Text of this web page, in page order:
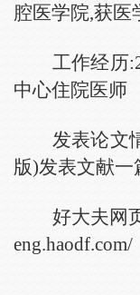
腔医学院,获医
工作经历
中心住院医师
发表论文
版)发表文献一
好大夫网
eng.haodf.com/